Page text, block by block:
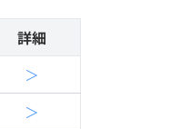
詳細
＞
＞